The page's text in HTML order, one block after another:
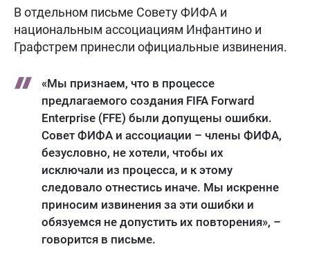
В отдельном письме Совету ФИФА и
национальным ассоциациям Инфантино и
Графстрем принесли официальные извинения.
«Мы признаем, что в процессе
предлагаемого создания FIFA Forward
Enterprise (FFE) были допущены ошибки.
Совет ФИФА и ассоциации – члены ФИФА,
безусловно, не хотели, чтобы их
исключали из процесса, и к этому
следовало отнестись иначе. Мы искренне
приносим извинения за эти ошибки и
обязуемся не допустить их повторения», –
говорится в письме.